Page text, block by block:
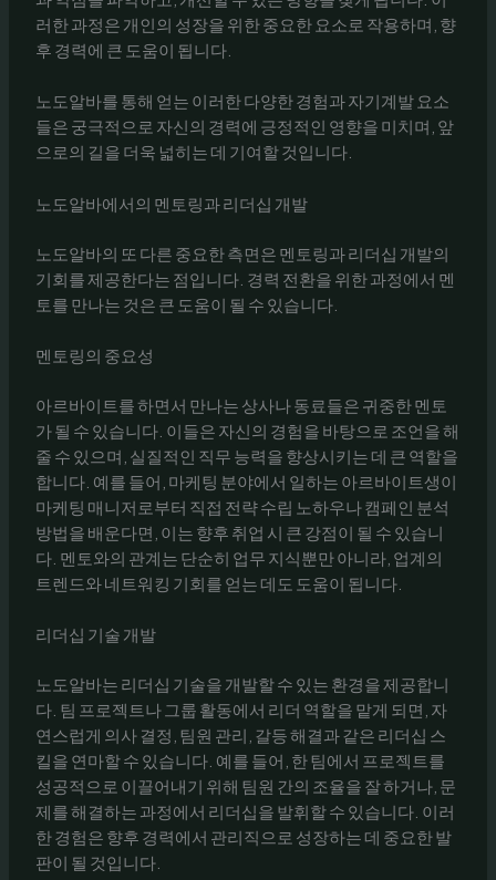
러한 과정은 개인의 성장을 위한 중요한 요소로 작용하며, 향
후 경력에 큰 도움이 됩니다.
노도알바를 통해 얻는 이러한 다양한 경험과 자기계발 요소
들은 궁극적으로 자신의 경력에 긍정적인 영향을 미치며, 앞
으로의 길을 더욱 넓히는 데 기여할 것입니다.
노도알바에서의 멘토링과 리더십 개발
노도알바의 또 다른 중요한 측면은 멘토링과 리더십 개발의
기회를 제공한다는 점입니다. 경력 전환을 위한 과정에서 멘
토를 만나는 것은 큰 도움이 될 수 있습니다.
멘토링의 중요성
아르바이트를 하면서 만나는 상사나 동료들은 귀중한 멘토
가 될 수 있습니다. 이들은 자신의 경험을 바탕으로 조언을 해
줄 수 있으며, 실질적인 직무 능력을 향상시키는 데 큰 역할을
합니다. 예를 들어, 마케팅 분야에서 일하는 아르바이트생이
마케팅 매니저로부터 직접 전략 수립 노하우나 캠페인 분석
방법을 배운다면, 이는 향후 취업 시 큰 강점이 될 수 있습니
다. 멘토와의 관계는 단순히 업무 지식뿐만 아니라, 업계의
트렌드와 네트워킹 기회를 얻는 데도 도움이 됩니다.
리더십 기술 개발
노도알바는 리더십 기술을 개발할 수 있는 환경을 제공합니
다. 팀 프로젝트나 그룹 활동에서 리더 역할을 맡게 되면, 자
연스럽게 의사 결정, 팀원 관리, 갈등 해결과 같은 리더십 스
킬을 연마할 수 있습니다. 예를 들어, 한 팀에서 프로젝트를
성공적으로 이끌어내기 위해 팀원 간의 조율을 잘 하거나, 문
제를 해결하는 과정에서 리더십을 발휘할 수 있습니다. 이러
한 경험은 향후 경력에서 관리직으로 성장하는 데 중요한 발
판이 될 것입니다.